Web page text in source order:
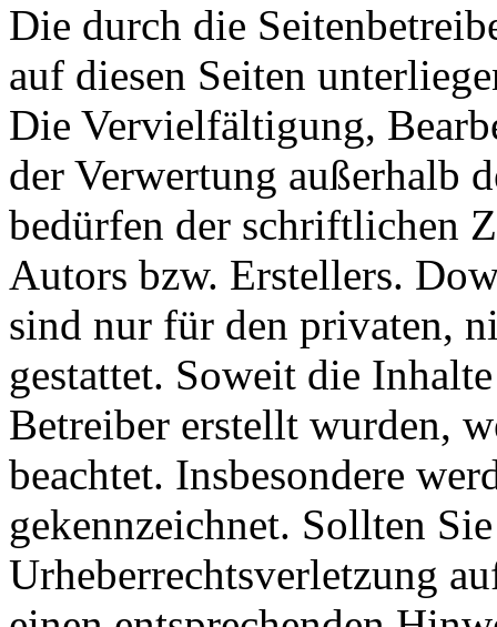
Die durch die
auf diesen Seiten
Die Vervielfältigung,
der Verwertung außerhalb
bedürfen der schriftlichen
Autors bzw. Erstellers.
sind nur für den privaten,
gestattet. Soweit die
Betreiber erstellt wurden,
beachtet. Insbesondere
gekennzeichnet. Sollten
Urheberrechtsverletzung